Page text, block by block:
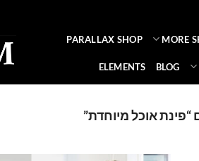
MORE
PARALLAX SHOP
BLOG
ELEMENTS
“פינת אוכל מיוחדת”